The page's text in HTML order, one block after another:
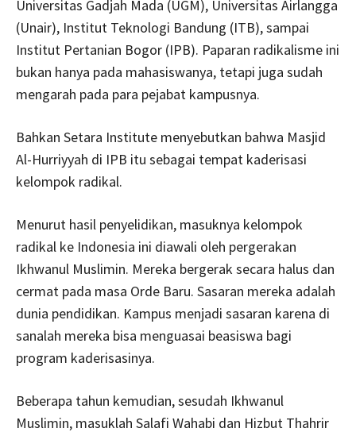
Universitas Gadjah Mada (UGM), Universitas Airlangga
(Unair), Institut Teknologi Bandung (ITB), sampai
Institut Pertanian Bogor (IPB). Paparan radikalisme ini
bukan hanya pada mahasiswanya, tetapi juga sudah
mengarah pada para pejabat kampusnya.
Bahkan Setara Institute menyebutkan bahwa Masjid
Al-Hurriyyah di IPB itu sebagai tempat kaderisasi
kelompok radikal.
Menurut hasil penyelidikan, masuknya kelompok
radikal ke Indonesia ini diawali oleh pergerakan
Ikhwanul Muslimin. Mereka bergerak secara halus dan
cermat pada masa Orde Baru. Sasaran mereka adalah
dunia pendidikan. Kampus menjadi sasaran karena di
sanalah mereka bisa menguasai beasiswa bagi
program kaderisasinya.
Beberapa tahun kemudian, sesudah Ikhwanul
Muslimin, masuklah Salafi Wahabi dan Hizbut Thahrir